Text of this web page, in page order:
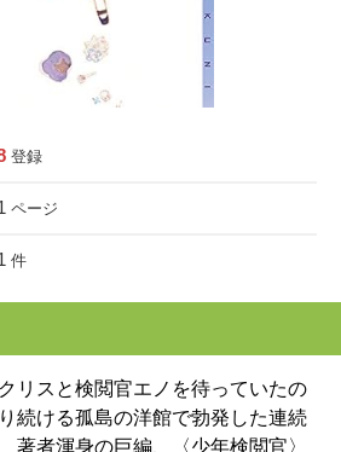
登録
ページ
件
リスと検閲官エノを待っていたの
続ける孤島の洋館で勃発した連続
者渾身の巨編、〈少年検閲官〉